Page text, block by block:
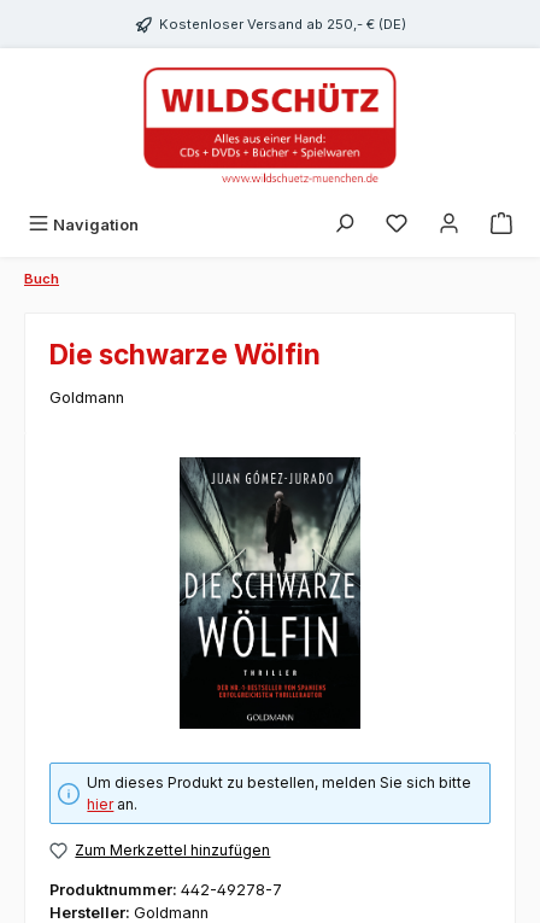
Kostenloser Versand ab 250,- € (DE)
Navigation Du hast 0
Buch
Die schwarze Wölfin
Goldmann
Bildergalerie überspringen
Um dieses Produkt zu bestellen, melden Sie sich bitte
hieran.
Zum Merkzettel hinzufügen
Produktnummer: 442-49278-7
Hersteller: Goldmann